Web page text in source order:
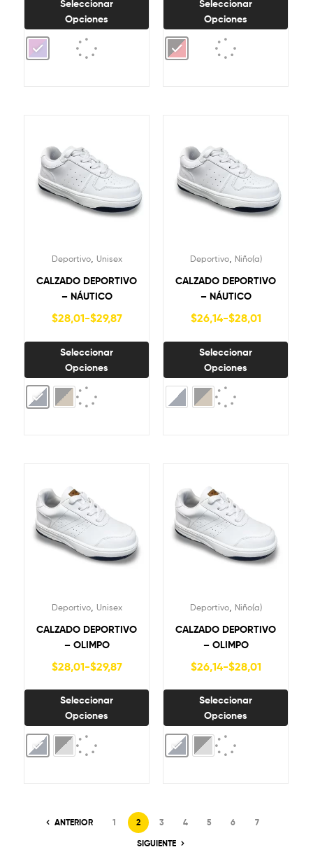
Seleccionar
Opciones
Seleccionar
Opciones
Deportivo, Unisex
CALZADO DEPORTIVO
– NÁUTICO
$28,01-$29,87
Seleccionar
Opciones
Deportivo, Niño(a)
CALZADO DEPORTIVO
– NÁUTICO
$26,14-$28,01
Seleccionar
Opciones
Deportivo, Unisex
CALZADO DEPORTIVO
– OLIMPO
$28,01-$29,87
Seleccionar
Opciones
Deportivo, Niño(a)
CALZADO DEPORTIVO
– OLIMPO
$26,14-$28,01
Seleccionar
Opciones
ANTERIOR 1 2 3 4 5 6
7
SIGUIENTE